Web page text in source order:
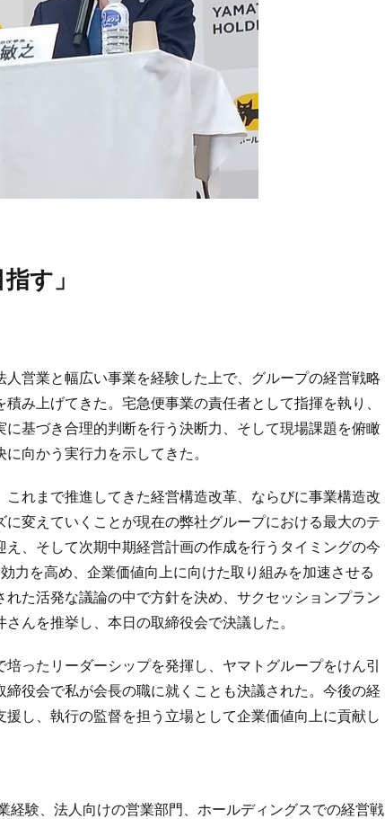
す」
営業と幅広い事業を経験した上で、グループの経営戦略
み上げてきた。宅急便事業の責任者として指揮を執り、
基づき合理的判断を行う決断力、そして現場課題を俯瞰
向かう実行力を示してきた。
れまで推進してきた経営構造改革、ならびに事業構造改
変えていくことが現在の弊社グループにおける最大のテ
、そして次期中期経営計画の作成を行うタイミングの今
力を高め、企業価値向上に向けた取り組みを加速させる
た活発な議論の中で方針を決め、サクセッションプラン
んを推挙し、本日の取締役会で決議した。
ったリーダーシップを発揮し、ヤマトグループをけん引
役会で私が会長の職に就くことも決議された。今後の経
し、執行の監督を担う立場として企業価値向上に貢献し
経験、法人向けの営業部門、ホールディングスでの経営戦